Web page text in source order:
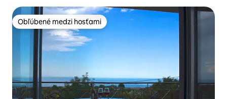
Obľúbené medzi hosťami
Obľúbené medzi hosťami